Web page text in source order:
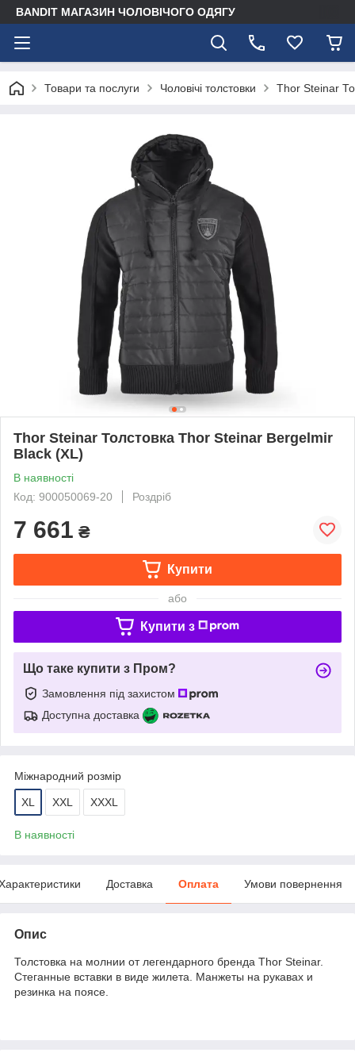
BANDIT МАГАЗИН ЧОЛОВІЧОГО ОДЯГУ
Товари та послуги Чоловічі толстовки Thor Steinar
Thor Steinar Толстовка Thor Steinar Bergelmir
Black (XL)
В наявності
Код: 900050069-20
Роздріб
7 661 ₴
Купити
або
Купити з
Що таке купити з Пром?
Замовлення під захистом
Доступна доставка
Міжнародний розмір
XL XXL XXXL
В наявності
Доставка Оплата Умови повернення
Опис
Толстовка на молнии от легендарного бренда Thor Steinar.
Стеганные вставки в виде жилета. Манжеты на рукавах и
резинка на поясе.